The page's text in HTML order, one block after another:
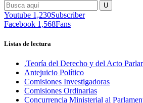
Youtube 1,230Subscriber
Facebook 1,568Fans
Listas de lectura
.Teoría del Derecho y del Acto
Antejuicio Político
Comisiones Investigadoras
Comisiones Ordinarias
Concurrencia Ministerial al